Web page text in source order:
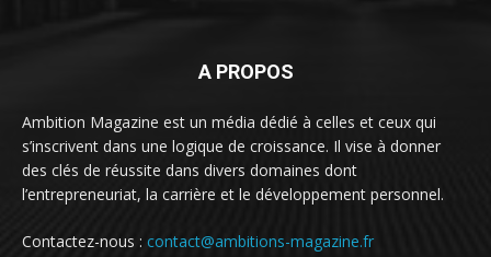
A PROPOS
Ambition Magazine est un média dédié à celles et ceux qui
s’inscrivent dans une logique de croissance. Il vise à donner
des clés de réussite dans divers domaines dont
l’entrepreneuriat, la carrière et le développement personnel.
Contactez-nous : contact@ambitions-magazine.fr